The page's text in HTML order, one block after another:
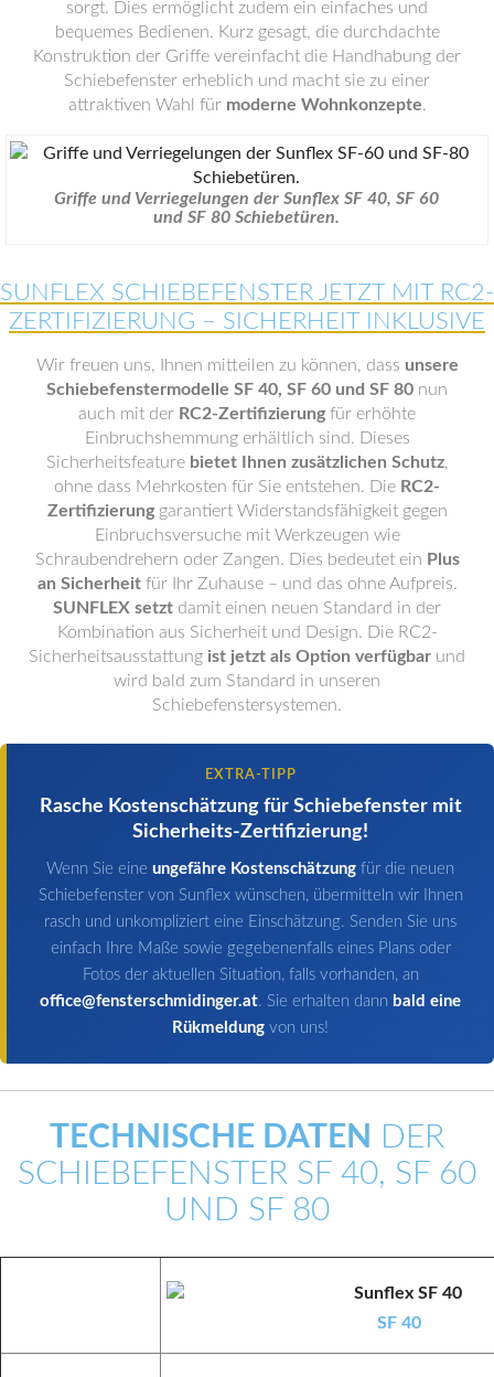
sorgt. Dies ermöglicht zudem ein einfaches und
bequemes Bedienen. Kurz gesagt, die durchdachte
Konstruktion der Griffe vereinfacht die Handhabung der
Schiebefenster erheblich und macht sie zu einer
attraktiven Wahl für moderne Wohnkonzepte.
Griffe und Verriegelungen der Sunflex SF 40, SF 60
und SF 80 Schiebetüren.
SUNFLEX SCHIEBEFENSTER JETZT MIT RC2-
ZERTIFIZIERUNG – SICHERHEIT INKLUSIVE
Wir freuen uns, Ihnen mitteilen zu können, dass unsere
Schiebefenstermodelle SF 40, SF 60 und SF 80 nun
auch mit der RC2-Zertifizierung für erhöhte
Einbruchshemmung erhältlich sind. Dieses
Sicherheitsfeature bietet Ihnen zusätzlichen Schutz,
ohne dass Mehrkosten für Sie entstehen. Die RC2-
Zertifizierunggarantiert Widerstandsfähigkeit gegen
Einbruchsversuche mit Werkzeugen wie
Schraubendrehern oder Zangen. Dies bedeutet ein Plus
an Sicherheitfür Ihr Zuhause – und das ohne Aufpreis.
SUNFLEX setzt damit einen neuen Standard in der
Kombination aus Sicherheit und Design. Die RC2-
Sicherheitsausstattung ist jetzt als Option verfügbar und
wird bald zum Standard in unseren
Schiebefenstersystemen.
EXTRA-TIPP
Rasche Kostenschätzung für Schiebefenster mit
Sicherheits-Zertifizierung!
Wenn Sie eine ungefähre Kostenschätzung für die neuen
Schiebefenster von Sunflex wünschen, übermitteln wir Ihnen
rasch und unkompliziert eine Einschätzung. Senden Sie uns
einfach Ihre Maße sowie gegebenenfalls eines Plans oder
Fotos der aktuellen Situation, falls vorhanden, an
office@fensterschmidinger.at. Sie erhalten dann bald eine
Rükmeldung von uns!
TECHNISCHE DATEN
DER
SCHIEBEFENSTER SF 40, SF 60
UND SF 80
SF 40